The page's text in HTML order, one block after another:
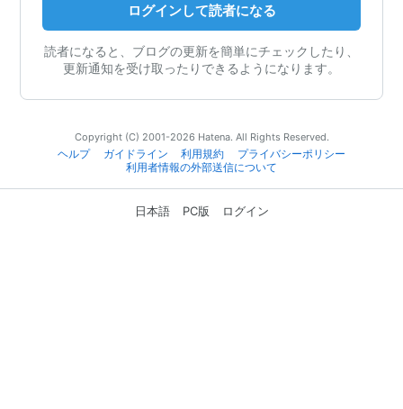
ログインして読者になる
読者になると、ブログの更新を簡単にチェックしたり、
更新通知を受け取ったりできるようになります。
Copyright (C) 2001-2026 Hatena. All Rights Reserved.
ヘルプ
ガイドライン 利用規約
プライバシーポリシー
利用者情報の外部送信について
日本語 PC版 ログイン